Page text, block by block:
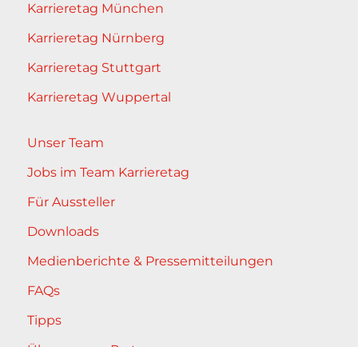
Karrieretag München
Karrieretag Nürnberg
Karrieretag Stuttgart
Karrieretag Wuppertal
Unser Team
Jobs im Team Karrieretag
Für Aussteller
Downloads
Medienberichte & Pressemitteilungen
FAQs
Tipps